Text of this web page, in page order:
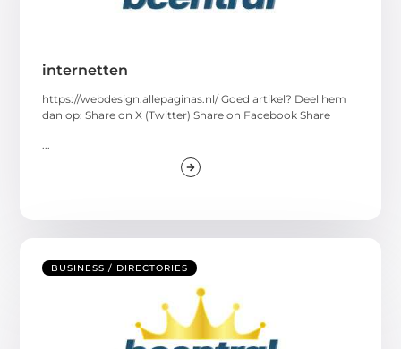
internetten
https://webdesign.allepaginas.nl/ Goed artikel? Deel hem
dan op: Share on X (Twitter) Share on Facebook Share
BUSINESS / DIRECTORIES